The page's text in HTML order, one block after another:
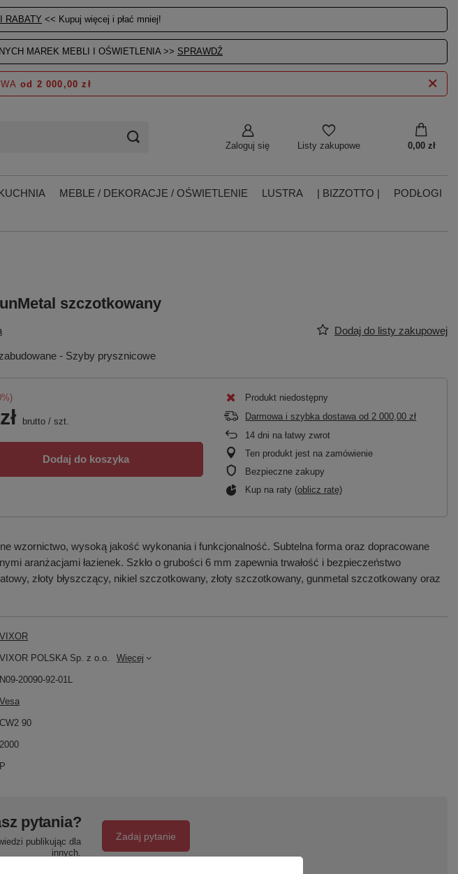
RABATY << Kupuj więcej i płać mniej!
MAREK MEBLI I OŚWIETLENIA >> SPRAWDŹ
Zaloguj się Listy zakupowe 0,00 zł
od 2 000,00 zł
MEBLE / DEKORACJE / OŚWIETLENIE LUSTRA | BIZZOTTO |
PODŁOGI
szczotkowany
Dodaj do listy zakupowej
- Szyby prysznicowe
%)
brutto/ szt.
Dodaj do koszyka
Produkt niedostępny
Darmowa i szybka dostawa od 2 000,00 zł
14 dni na łatwy zwrot
Ten produkt jest na zamówienie
Bezpieczne zakupy
Kup na raty (oblicz ratę)
wzornictwo, wysoką jakość wykonania i funkcjonalność. Subtelna forma oraz dopracowane
aranżacjami łazienek. Szkło o grubości 6 mm zapewnia trwałość i bezpieczeństwo
złoty błyszczący, nikiel szczotkowany, złoty szczotkowany, gunmetal szczotkowany oraz
VIXOR
VIXOR POLSKA Sp. z o.o. Więcej
N09-20090-92-01L
Vesa
CW2 90
2000
P
pytania?
publikując dla
innych.
Zadaj pytanie